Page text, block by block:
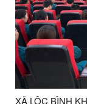
XÃ LỘC BÌNH